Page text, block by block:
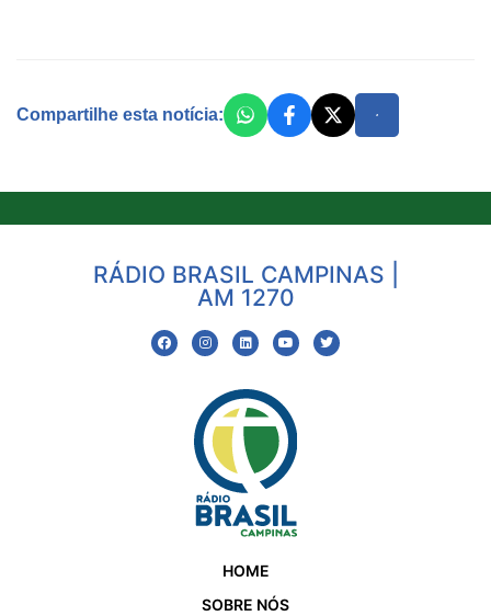
Compartilhe esta notícia:
RÁDIO BRASIL CAMPINAS |
AM 1270
HOME
SOBRE NÓS